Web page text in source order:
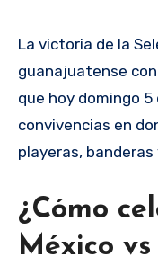
La victoria de la
guanajuatense
que hoy domingo
convivencias en
playeras,
¿Cómo
México